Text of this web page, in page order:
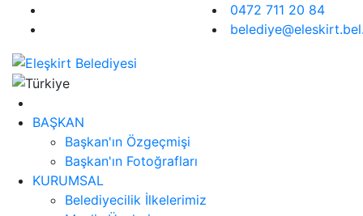
0472 711 20 84
BAŞKAN
Başkan'ın Özgeçmişi
Başkan'ın Fotoğrafları
KURUMSAL
Belediyecilik İlkelerimiz